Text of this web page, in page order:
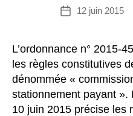
Date12 juin 2015
L’ordonnance n° 2015-
les règles constitutives
dénommée «
stationnement payant ».
10 juin 2015 précise les